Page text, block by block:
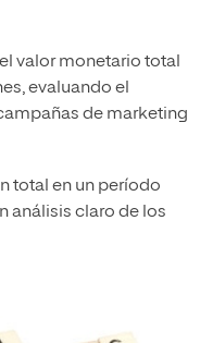
valor monetario total
evaluando el
de marketing
total en un período
análisis claro de los